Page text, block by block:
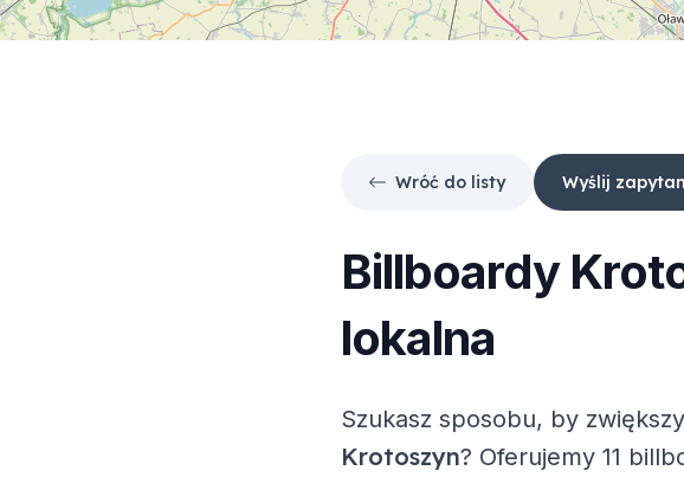
Wróć do listy Wyślij
Billboardy
lokalna
Szukasz sposobu, by
Krotoszyn? Oferujemy 11